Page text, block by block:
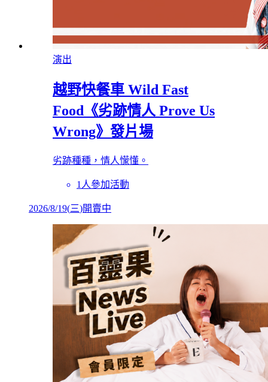
演出
越野快餐車 Wild Fast
Food《劣跡情人 Prove Us
Wrong》發片場
劣跡種種，情人懞懂。
1人參加活動
2026/8/19(三)開賣中